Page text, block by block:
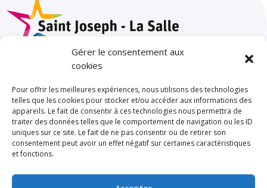
Gérer le consentement aux
cookies
Pour offrir les meilleures expériences, nous utilisons des technologies
telles que les cookies pour stocker et/ou accéder aux informations des
appareils. Le fait de consentir à ces technologies nous permettra de
traiter des données telles que le comportement de navigation ou les ID
uniques sur ce site. Le fait de ne pas consentir ou de retirer son
consentement peut avoir un effet négatif sur certaines caractéristiques
et fonctions.
SAINT JOSEPH – LA
SALLE TOULOUSE
85 rue de Limayrac. BP
25202
31079 TOULOUSE CEDEX 5
Standard